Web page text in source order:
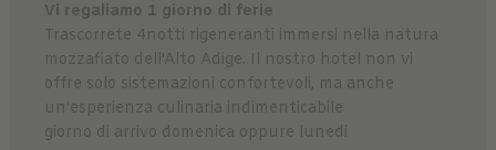
Vi regaliamo 1 giorno di ferie
Trascorrete 4notti rigeneranti immersi nella natura
mozzafiato dell'Alto Adige. Il nostro hotel non vi
offre solo sistemazioni confortevoli, ma anche
un'esperienza culinaria indimenticabile
giorno di arrivo domenica oppure lunedi